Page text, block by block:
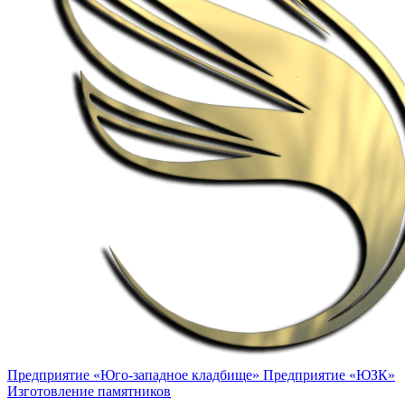
Предприятие «Юго-западное кладбище» Предприятие «ЮЗК»
Изготовление памятников